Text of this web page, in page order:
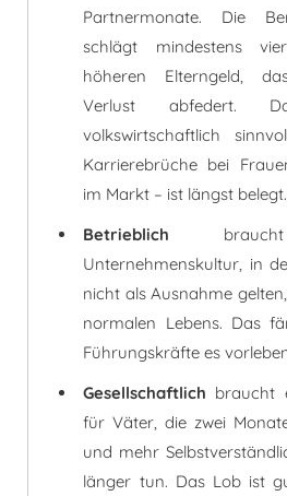
Partnermonate. Die
schlägt mindestens
höheren Elterngeld,
Verlust abfedert.
volkswirtschaftlich
Karrierebrüche bei
im Markt – ist längst belegt.
Betrieblich
Unternehmenskultur, in
nicht als Ausnahme
normalen Lebens. Das
Führungskräfte es
Gesellschaftlich braucht
für Väter, die zwei
und mehr
länger tun. Das Lob ist